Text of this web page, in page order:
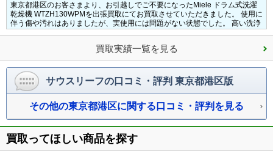
東京都港区のお客さまより、お引越しでご不要になったMiele ドラム式洗濯
乾燥機 WTZH130WPMを出張買取にてお買取させていただきました。
使用に
伴う傷や汚れはありましたが、実使用には問題がない状態でした。
高い洗浄
買取実績一覧を見る
サウスリーフの口コミ・評判 東京都港区版
その他の東京都港区に関する口コミ・評判を見る
買取ってほしい商品を探す